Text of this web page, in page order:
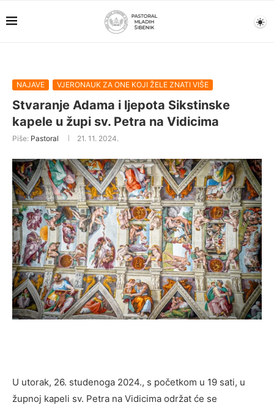
NAJAVE VJERONAUK ZA ONE KOJI ŽELE ZNATI VIŠE
Stvaranje Adama i ljepota Sikstinske
kapele u župi sv. Petra na Vidicima
Piše: Pastoral 21. 11. 2024.
U utorak, 26. studenoga 2024., s početkom u 19 sati, u
župnoj kapeli sv. Petra na Vidicima održat će se